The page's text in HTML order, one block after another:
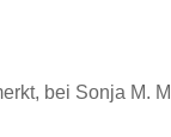
bei Sonja M.